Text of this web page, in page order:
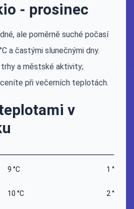
- prosinec
ale poměrně suché počasí
a častými slunečnými dny.
a městské aktivity;
při večerních teplotách.
v
9 °C 1 °C
10 °C 2 °C